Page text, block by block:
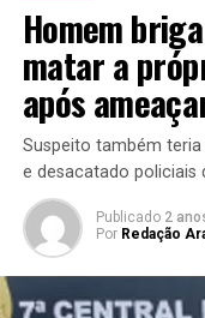
Homem
matar a
após
Suspeito também
e desacatado policiais
Publicado 2
Por Redação